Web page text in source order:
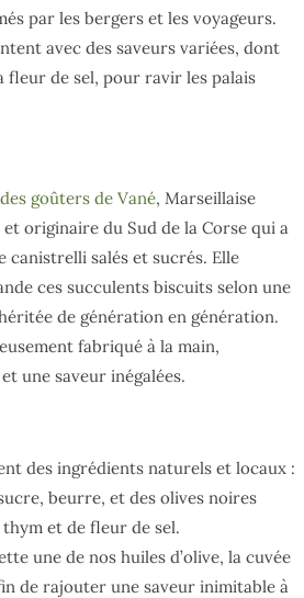
par les bergers et les voyageurs.
avec des saveurs variées, dont
fleur de sel, pour ravir les palais
des goûters de Vané, Marseillaise
originaire du Sud de la Corse qui a
canistrelli salés et sucrés. Elle
ces succulents biscuits selon une
de génération en génération.
fabriqué à la main,
une saveur inégalées.
des ingrédients naturels et locaux :
beurre, et des olives noires
thym et de fleur de sel.
une de nos huiles d’olive, la cuvée
de rajouter une saveur inimitable à